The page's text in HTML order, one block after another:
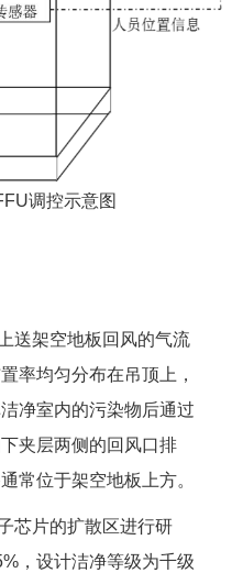
调控示意图
架空地板回风的气流
率均匀分布在吊顶上，
净室内的污染物后通过
夹层两侧的回风口排
常位于架空地板上方。
片的扩散区进行研
，设计洁净等级为千级